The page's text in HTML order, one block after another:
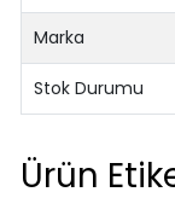
Marka
Stok Durumu
Ürün